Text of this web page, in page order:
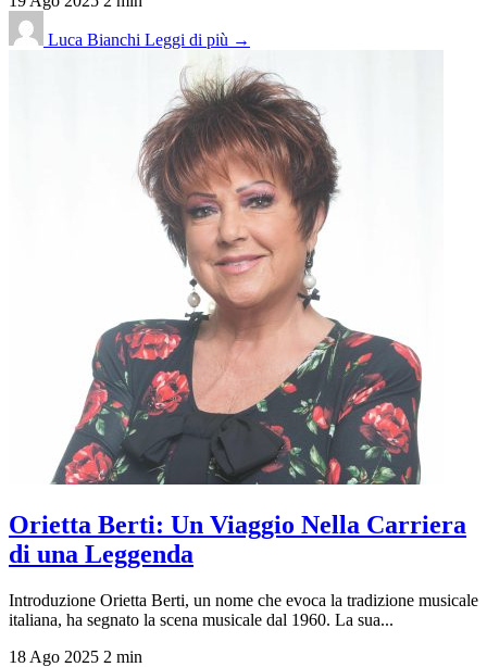
Luca Bianchi Leggi di più →
Orietta Berti: Un Viaggio Nella Carriera
di una Leggenda
Introduzione Orietta Berti, un nome che evoca la tradizione musicale
italiana, ha segnato la scena musicale dal 1960. La sua...
18 Ago 2025 2 min